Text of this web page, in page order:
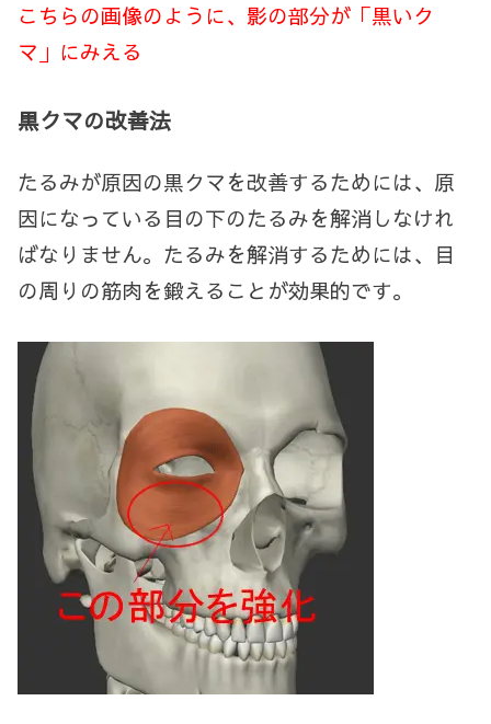
こちらの画像のように、影の部分が「黒いク
マ」にみえる
黒クマの改善法
たるみが原因の黒クマを改善するためには、原
因になっている目の下のたるみを解消しなけれ
ばなりません。たるみを解消するためには、目
の周りの筋肉を鍛えることが効果的です。